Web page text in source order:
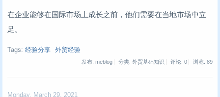
在企业能够在国际市场上成长之前，他们需要在当地市场中立
足。
Tags: 经验分享 外贸经验
发布: meblog 分类: 外贸基础知识 评论: 0 浏览: 89
Monday, March 29, 2021